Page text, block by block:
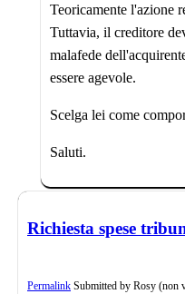
Teoricamente l'azione
Tuttavia, il creditore
malafede
essere agevole.
Scelga lei come
Saluti.
Richiesta spese
Permalink Submitted by Rosy (non